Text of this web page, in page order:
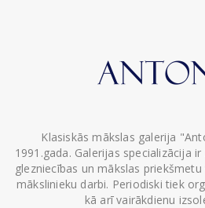
Klasiskās mākslas galerija
1991.gada. Galerijas specializācija
glezniecības un mākslas
mākslinieku darbi. Periodiski tiek
kā arī vairākdienu